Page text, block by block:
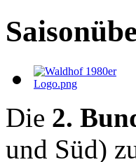
Die 2.
und Süd)